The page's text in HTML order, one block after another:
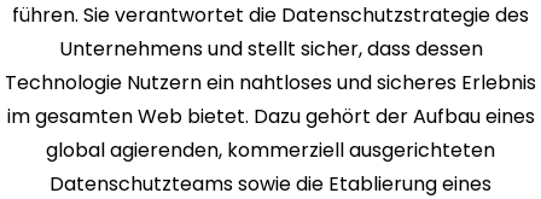
führen. Sie verantwortet die Datenschutzstrategie des
Unternehmens und stellt sicher, dass dessen
Technologie Nutzern ein nahtloses und sicheres Erlebnis
im gesamten Web bietet. Dazu gehört der Aufbau eines
global agierenden, kommerziell ausgerichteten
Datenschutzteams sowie die Etablierung eines